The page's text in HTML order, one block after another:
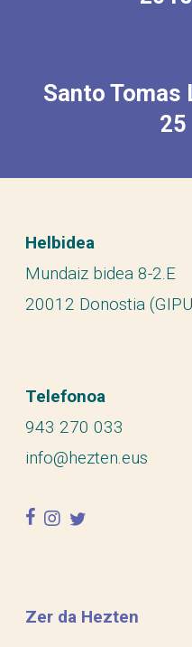
Santo Tomas
25
Helbidea
Mundaiz bidea 8-2.E
20012 Donostia
Telefonoa
943 270 033
info@hezten.eus
facebook
instagram
twitter
Zer da Hezten